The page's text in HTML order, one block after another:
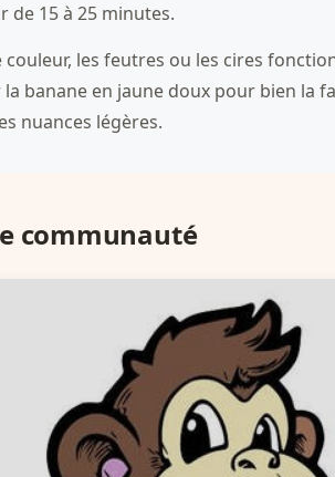
de 15 à 25 minutes.
les feutres ou les cires
banane en jaune doux pour bien la
nuances légères.
communauté